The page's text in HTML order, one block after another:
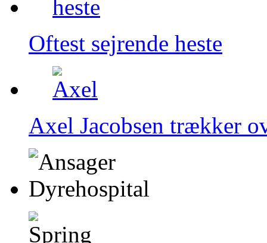
Oftest sejrende heste
Axel Jacobsen trækker